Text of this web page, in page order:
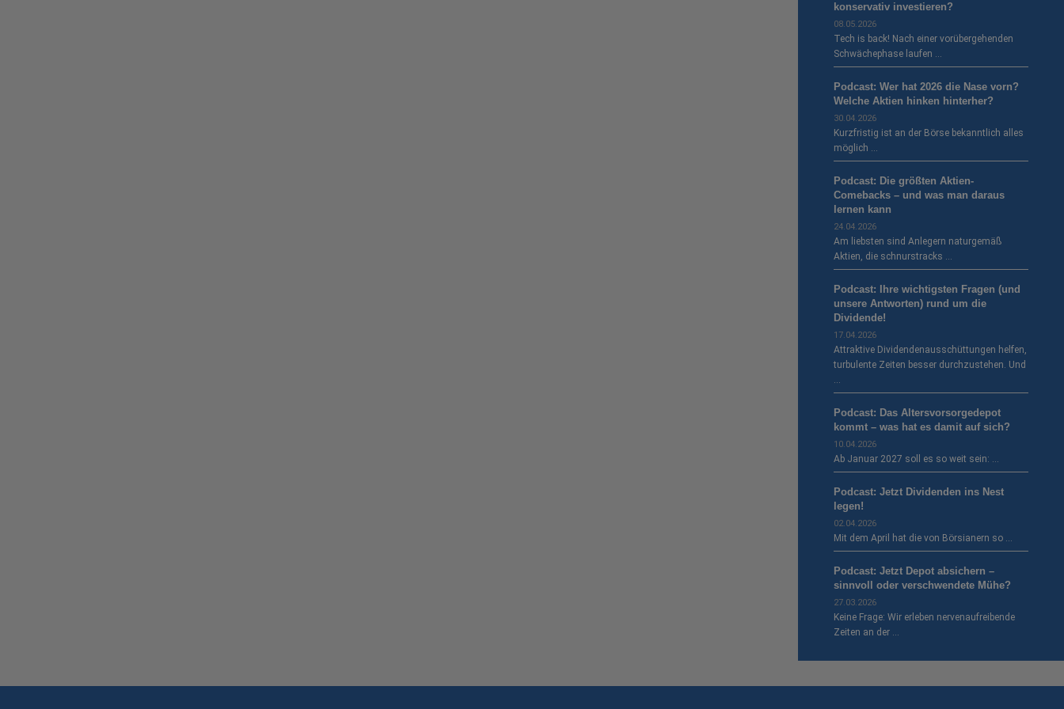
konservativ investieren?
08.05.2026
Tech is back! Nach einer vorübergehenden
Schwächephase laufen …
Podcast: Wer hat 2026 die Nase vorn?
Welche Aktien hinken hinterher?
30.04.2026
Kurzfristig ist an der Börse bekanntlich alles
möglich …
Podcast: Die größten Aktien-
Comebacks – und was man daraus
lernen kann
24.04.2026
Am liebsten sind Anlegern naturgemäß
Aktien, die schnurstracks …
Podcast: Ihre wichtigsten Fragen (und
unsere Antworten) rund um die
Dividende!
17.04.2026
Attraktive Dividendenausschüttungen helfen,
turbulente Zeiten besser durchzustehen. Und
…
Podcast: Das Altersvorsorgedepot
kommt – was hat es damit auf sich?
10.04.2026
Ab Januar 2027 soll es so weit sein: …
Podcast: Jetzt Dividenden ins Nest
legen!
02.04.2026
Mit dem April hat die von Börsianern so …
Podcast: Jetzt Depot absichern –
sinnvoll oder verschwendete Mühe?
27.03.2026
Keine Frage: Wir erleben nervenaufreibende
Zeiten an der …